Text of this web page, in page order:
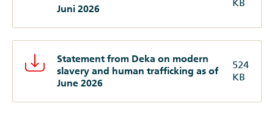
Juni 2026
KB
Statement from Deka on modern
slavery and human trafficking as of
June 2026
524
KB